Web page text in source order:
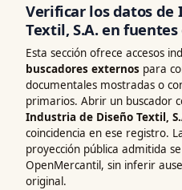
Verificar los datos de
Textil, S.A. en
Esta sección ofrece accesos
buscadores externos para
documentales mostradas o
primarios. Abrir un buscador
Industria de Diseño Textil,
coincidencia en ese registro.
proyección pública admitida
OpenMercantil, sin inferir
original.